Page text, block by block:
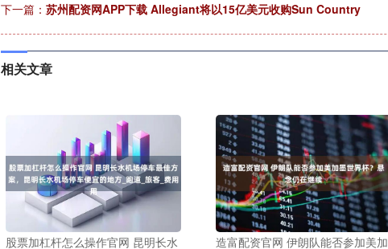
下一篇： 苏州配资网APP下载 Allegiant将以15亿美元收购Sun Country
相关文章
股票加杠杆怎么操作官网 昆明长水
造富配资官网 伊朗队能否参加美加